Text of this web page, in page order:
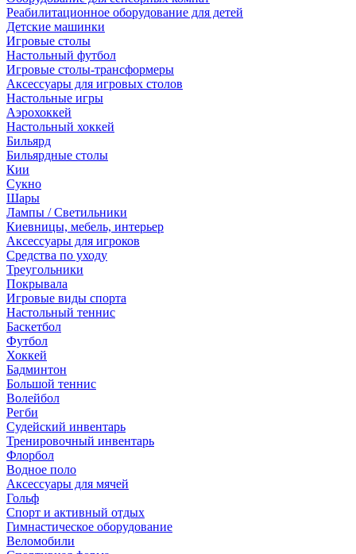
Реабилитационное оборудование для детей
Детские машинки
Игровые столы
Настольный футбол
Игровые столы-трансформеры
Аксессуары для игровых столов
Настольные игры
Аэрохоккей
Настольный хоккей
Бильярд
Бильярдные столы
Кии
Сукно
Шары
Лампы / Светильники
Киевницы, мебель, интерьер
Аксессуары для игроков
Средства по уходу
Треугольники
Покрывала
Игровые виды спорта
Настольный теннис
Баскетбол
Футбол
Хоккей
Бадминтон
Большой теннис
Волейбол
Регби
Судейский инвентарь
Тренировочный инвентарь
Флорбол
Водное поло
Аксессуары для мячей
Гольф
Спорт и активный отдых
Гимнастическое оборудование
Веломобили